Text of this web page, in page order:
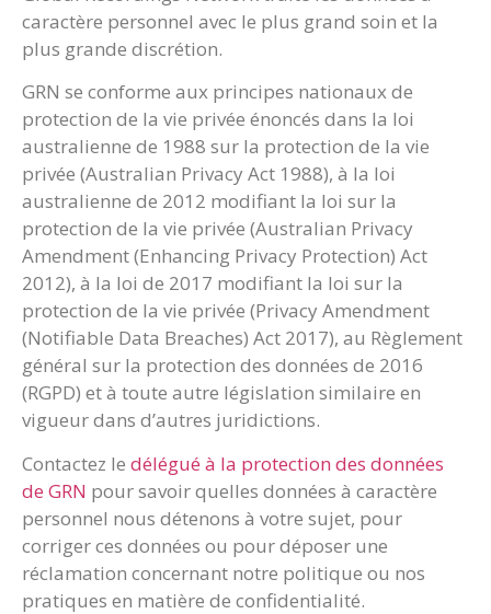
caractère personnel avec le plus grand soin et la
plus grande discrétion.
GRN se conforme aux principes nationaux de
protection de la vie privée énoncés dans la loi
australienne de 1988 sur la protection de la vie
privée (Australian Privacy Act 1988), à la loi
australienne de 2012 modifiant la loi sur la
protection de la vie privée (Australian Privacy
Amendment (Enhancing Privacy Protection) Act
2012), à la loi de 2017 modifiant la loi sur la
protection de la vie privée (Privacy Amendment
(Notifiable Data Breaches) Act 2017), au Règlement
général sur la protection des données de 2016
(RGPD) et à toute autre législation similaire en
vigueur dans d’autres juridictions.
Contactez le délégué à la protection des données
de GRN pour savoir quelles données à caractère
personnel nous détenons à votre sujet, pour
corriger ces données ou pour déposer une
réclamation concernant notre politique ou nos
pratiques en matière de confidentialité.